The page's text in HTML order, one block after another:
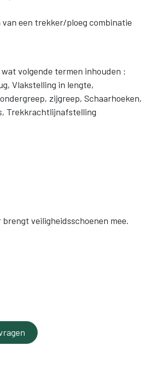
een trekker/ploeg combinatie
volgende termen inhouden :
Vlakstelling in lengte,
zijgreep, Schaarhoeken,
Trekkrachtlijnafstelling
veiligheidsschoenen mee.